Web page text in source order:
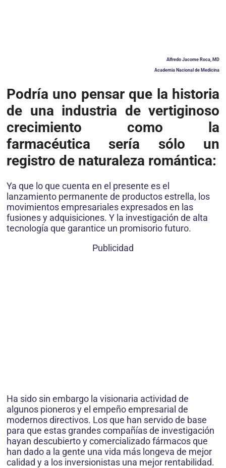
Alfredo Jacome Roca, MD
Academia Nacional de Medicina
Podría uno pensar que la historia
de una industria de vertiginoso
crecimiento como la
farmacéutica sería sólo un
registro de naturaleza romántica:
Ya que lo que cuenta en el presente es el
lanzamiento permanente de productos estrella, los
movimientos empresariales expresados en las
fusiones y adquisiciones. Y la investigación de alta
tecnología que garantice un promisorio futuro.
Publicidad
Ha sido sin embargo la visionaria actividad de
algunos pioneros y el empeño empresarial de
modernos directivos. Los que han servido de base
para que estas grandes compañías de investigación
hayan descubierto y comercializado fármacos que
han dado a la gente una vida más longeva de mejor
calidad y a los inversionistas una mejor rentabilidad.